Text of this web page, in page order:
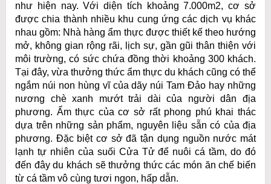
như hiện nay. Với diện tích khoảng 7.000m2, cơ sở
được chia thành nhiều khu cung ứng các dịch vụ khác
nhau gồm: Nhà hàng ẩm thực được thiết kế theo hướng
mở, không gian rộng rãi, lịch sự, gần gũi thân thiện với
môi trường, có sức chứa đồng thời khoảng 300 khách.
Tại đây, vừa thưởng thức ẩm thực du khách cũng có thể
ngắm núi non hùng vĩ của dãy núi Tam Đảo hay những
nương chè xanh mướt trải dài của người dân địa
phương. Ẩm thực của cơ sở rất phong phú khai thác
dựa trên những sản phẩm, nguyên liệu sẵn có của địa
phương. Đặc biệt cơ sở đã tận dụng nguồn nước mát
lạnh tự nhiên của suối Cửa Tử để nuôi cá tầm, do đó
đến đây du khách sẽ thưởng thức các món ăn chế biến
từ cá tầm vô cùng tươi ngon, hấp dẫn.